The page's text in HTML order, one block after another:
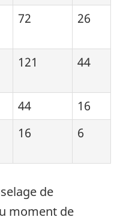
72 26
121 44
44
16
16 6
de
moment de